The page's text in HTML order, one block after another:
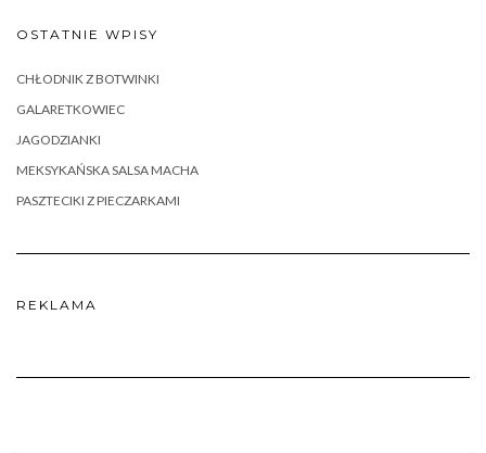
OSTATNIE WPISY
CHŁODNIK Z BOTWINKI
GALARETKOWIEC
JAGODZIANKI
MEKSYKAŃSKA SALSA MACHA
PASZTECIKI Z PIECZARKAMI
REKLAMA